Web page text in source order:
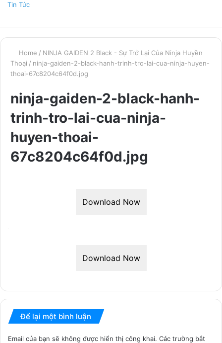
Tin Tức
Home / NINJA GAIDEN 2 Black - Sự Trở Lại Của Ninja Huyền
Thoại / ninja-gaiden-2-black-hanh-trinh-tro-lai-cua-ninja-huyen-
thoai-67c8204c64f0d.jpg
ninja-gaiden-2-black-hanh-
trinh-tro-lai-cua-ninja-
huyen-thoai-
67c8204c64f0d.jpg
Download Now
Download Now
Để lại một bình luận
Email của bạn sẽ không được hiển thị công khai. Các trường bắt